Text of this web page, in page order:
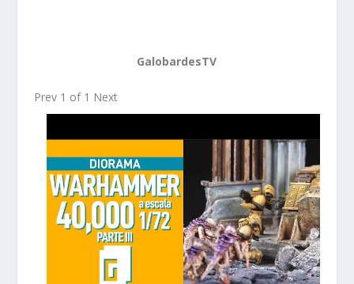
GalobardesTV
Prev 1 of 1 Next